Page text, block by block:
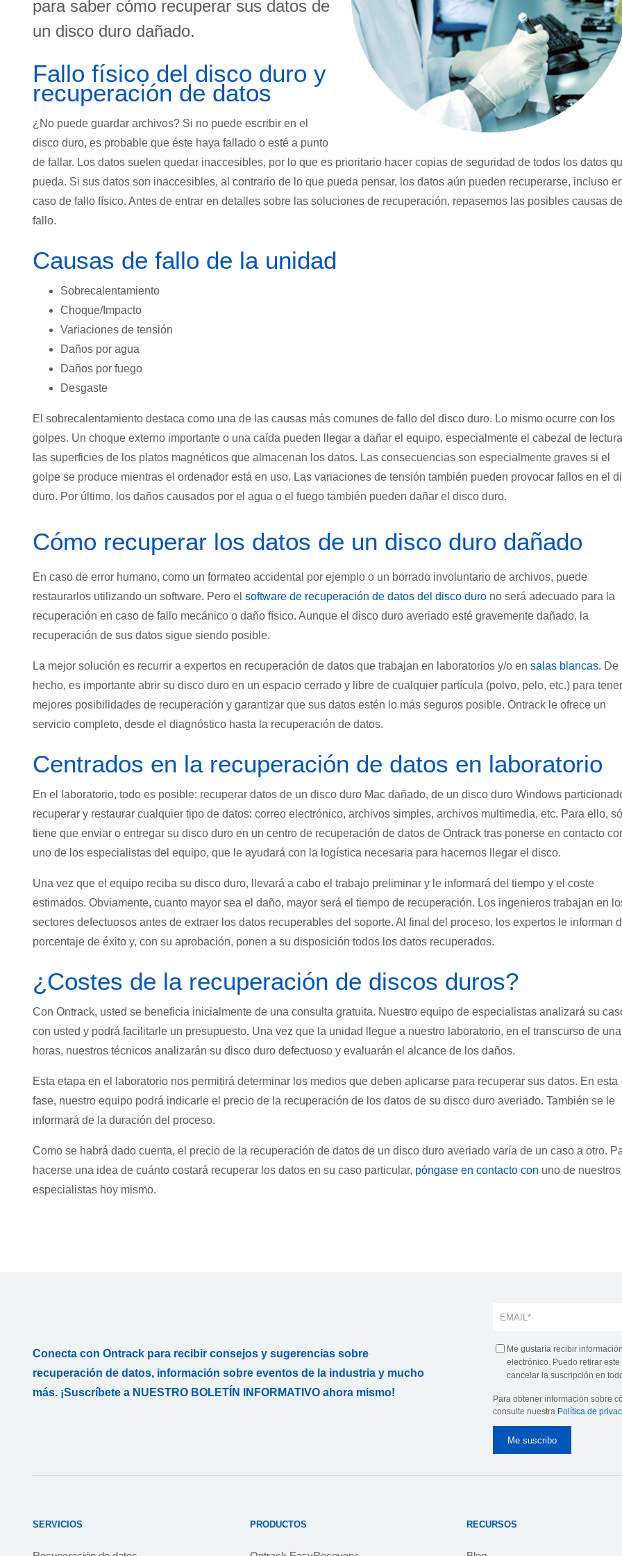
para saber cómo recuperar sus datos de
un disco duro dañado.
Fallo físico del disco duro y
recuperación de datos
¿No puede guardar archivos? Si no puede escribir en el
disco duro, es probable que éste haya fallado o esté a punto
de fallar. Los datos suelen quedar inaccesibles, por lo que es prioritario hacer copias de seguridad de todos los datos
pueda. Si sus datos son inaccesibles, al contrario de lo que pueda pensar, los datos aún pueden recuperarse, incluso
caso de fallo físico. Antes de entrar en detalles sobre las soluciones de recuperación, repasemos las posibles causas del
fallo.
Causas de fallo de la unidad
Sobrecalentamiento
Choque/Impacto
Variaciones de tensión
Daños por agua
Daños por fuego
Desgaste
El sobrecalentamiento destaca como una de las causas más comunes de fallo del disco duro. Lo mismo ocurre con los
golpes. Un choque externo importante o una caída pueden llegar a dañar el equipo, especialmente el cabezal de
las superficies de los platos magnéticos que almacenan los datos. Las consecuencias son especialmente graves si el
golpe se produce mientras el ordenador está en uso. Las variaciones de tensión también pueden provocar fallos en el
duro. Por último, los daños causados por el agua o el fuego también pueden dañar el disco duro.
Cómo recuperar los datos de un disco duro dañado
En caso de error humano, como un formateo accidental por ejemplo o un borrado involuntario de archivos, puede
restaurarlos utilizando un software. Pero el software de recuperación de datos del disco duro no será adecuado para la
recuperación en caso de fallo mecánico o daño físico. Aunque el disco duro averiado esté gravemente dañado, la
recuperación de sus datos sigue siendo posible.
La mejor solución es recurrir a expertos en recuperación de datos que trabajan en laboratorios y/o en salas blancas. De
hecho, es importante abrir su disco duro en un espacio cerrado y libre de cualquier partícula (polvo, pelo, etc.) para
mejores posibilidades de recuperación y garantizar que sus datos estén lo más seguros posible. Ontrack le ofrece un
servicio completo, desde el diagnóstico hasta la recuperación de datos.
Centrados en la recuperación de datos en laboratorio
En el laboratorio, todo es posible: recuperar datos de un disco duro Mac dañado, de un disco duro Windows
recuperar y restaurar cualquier tipo de datos: correo electrónico, archivos simples, archivos multimedia, etc. Para ello,
tiene que enviar o entregar su disco duro en un centro de recuperación de datos de Ontrack tras ponerse en contacto
uno de los especialistas del equipo, que le ayudará con la logística necesaria para hacernos llegar el disco.
Una vez que el equipo reciba su disco duro, llevará a cabo el trabajo preliminar y le informará del tiempo y el coste
estimados. Obviamente, cuanto mayor sea el daño, mayor será el tiempo de recuperación. Los ingenieros trabajan en
sectores defectuosos antes de extraer los datos recuperables del soporte. Al final del proceso, los expertos le informan
porcentaje de éxito y, con su aprobación, ponen a su disposición todos los datos recuperados.
¿Costes de la recuperación de discos duros?
Con Ontrack, usted se beneficia inicialmente de una consulta gratuita. Nuestro equipo de especialistas analizará su
con usted y podrá facilitarle un presupuesto. Una vez que la unidad llegue a nuestro laboratorio, en el transcurso de
horas, nuestros técnicos analizarán su disco duro defectuoso y evaluarán el alcance de los daños.
Esta etapa en el laboratorio nos permitirá determinar los medios que deben aplicarse para recuperar sus datos. En esta
fase, nuestro equipo podrá indicarle el precio de la recuperación de los datos de su disco duro averiado. También se le
informará de la duración del proceso.
Como se habrá dado cuenta, el precio de la recuperación de datos de un disco duro averiado varía de un caso a otro.
hacerse una idea de cuánto costará recuperar los datos en su caso particular, póngase en contacto con uno de nuestros
especialistas hoy mismo.
Conecta con Ontrack para recibir consejos y sugerencias sobre
recuperación de datos, información sobre eventos de la industria y mucho
más. ¡Suscríbete a NUESTRO BOLETÍN INFORMATIVO ahora mismo!
Me gustaría recibir
electrónico. Puedo retirar
cancelar la suscripción en
Para obtener información sobre
consulte nuestra Política de
SERVICIOS PRODUCTOS RECURSOS